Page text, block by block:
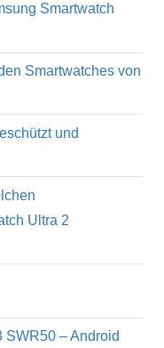
Smartwatch
Smartwatches von
und
Ultra 2
SWR50 – Android